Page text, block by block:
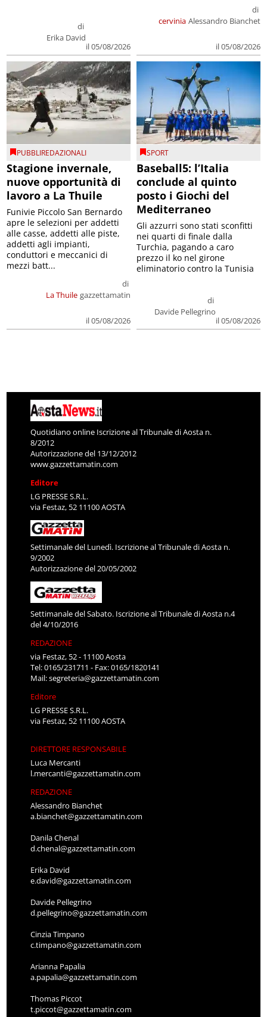
di
Erika David
il 05/08/2026
cervinia
di
Alessandro Bianchet
il 05/08/2026
PUBBLIREDAZIONALI
Stagione invernale,
nuove opportunità di
lavoro a La Thuile
La Thuile
di
gazzettamatin
il 05/08/2026
Funivie Piccolo San Bernardo
apre le selezioni per addetti
alle casse, addetti alle piste,
addetti agli impianti,
conduttori e meccanici di
mezzi batt...
SPORT
Baseball5: l’Italia
conclude al quinto
posto i Giochi del
Mediterraneo
di
Davide Pellegrino
il 05/08/2026
Gli azzurri sono stati sconfitti
nei quarti di finale dalla
Turchia, pagando a caro
prezzo il ko nel girone
eliminatorio contro la Tunisia
Quotidiano online Iscrizione al Tribunale di Aosta n.
8/2012
Autorizzazione del 13/12/2012
www.gazzettamatin.com
Editore
LG PRESSE S.R.L.
via Festaz, 52 11100 AOSTA
Settimanale del Lunedì. Iscrizione al Tribunale di Aosta n.
9/2002
Autorizzazione del 20/05/2002
Settimanale del Sabato. Iscrizione al Tribunale di Aosta n.4
del 4/10/2016
REDAZIONE
via Festaz, 52 - 11100 Aosta
Tel: 0165/231711 - Fax: 0165/1820141
Mail:segreteria@gazzettamatin.com
Editore
LG PRESSE S.R.L.
via Festaz, 52 11100 AOSTA
DIRETTORE RESPONSABILE
Luca Mercanti
l.mercanti@gazzettamatin.com
REDAZIONE
Alessandro Bianchet
a.bianchet@gazzettamatin.com
Danila Chenal
d.chenal@gazzettamatin.com
Erika David
e.david@gazzettamatin.com
Davide Pellegrino
d.pellegrino@gazzettamatin.com
Cinzia Timpano
c.timpano@gazzettamatin.com
Arianna Papalia
a.papalia@gazzettamatin.com
Thomas Piccot
t.piccot@gazzettamatin.com